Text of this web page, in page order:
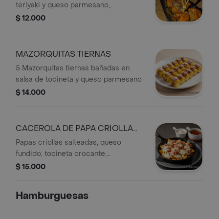
teriyaki y queso parmesano,
acompañadas de 10 arepitas
$ 12.000
MAZORQUITAS TIERNAS
5 Mazorquitas tiernas bañadas en
salsa de tocineta y queso parmesano
$ 14.000
CACEROLA DE PAPA CRIOLLA
GRATINADA
Papas criollas salteadas, queso
fundido, tocineta crocante,
acompañado con salsa de la casa y
$ 15.000
Hamburguesas